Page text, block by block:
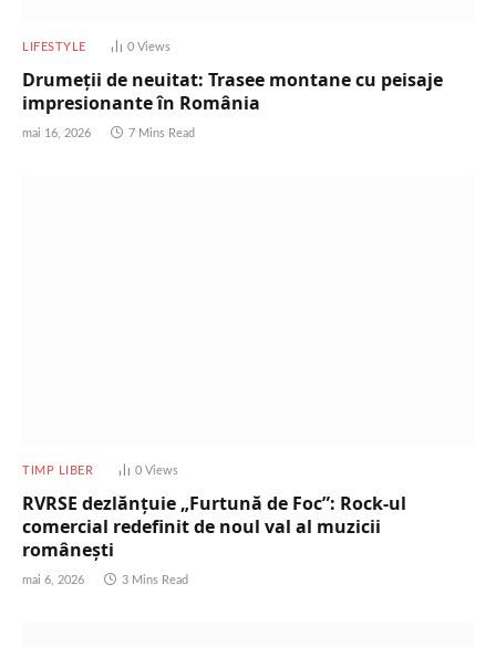
LIFESTYLE 0 Views
Drumeții de neuitat: Trasee montane cu peisaje
impresionante în România
mai 16, 2026 7 Mins Read
TIMP LIBER 0 Views
RVRSE dezlănțuie „Furtună de Foc”: Rock-ul
comercial redefinit de noul val al muzicii
românești
mai 6, 2026 3 Mins Read